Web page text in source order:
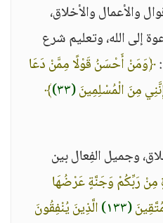
والأعمال والأخلاق،
إلى الله، وتعليم شرع
﴿وَمَنْ أَحْسَنُ قَوْلًا مِمَّنْ دَعَا
مِنَ الْمُسْلِمِينَ(٣٣)
﴾
وجميل الفِعال بين
مِنْ رَبِّكُمْ وَجَنَّةٍ عَرْضُهَا
(١٣٣) الَّذِينَ يُنْفِقُونَ